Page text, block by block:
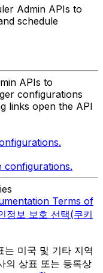
Admin APIs to
schedule
APIs to
configurations
links open the API
configurations.
Terms of
정보 보호 선택(쿠키
미국 및 기타 지역
의 상표 또는 등록상